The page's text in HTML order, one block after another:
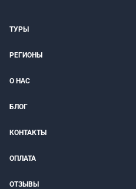
ТУРЫ
РЕГИОНЫ
О НАС
БЛОГ
КОНТАКТЫ
ОПЛАТА
ОТЗЫВЫ